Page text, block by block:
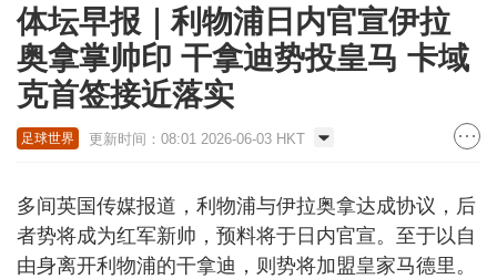
体坛早报｜利物浦日内官宣伊拉
奥拿掌帅印 干拿迪势投皇马 卡域
克首签接近落实
足球世界 更新时间：08:01 2026-06-03 HKT
多间英国传媒报道，利物浦与伊拉奥拿达成协议，后
者势将成为红军新帅，预料将于日内官宣。至于以自
由身离开利物浦的干拿迪，则势将加盟皇家马德里。